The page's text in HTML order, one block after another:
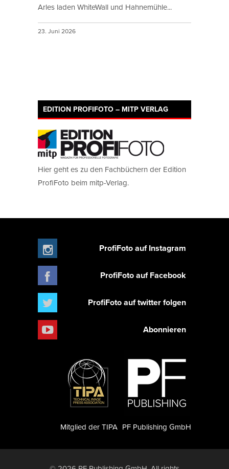
Arles laden WhiteWall und Hahnemühle...
23. Juni 2026
EDITION PROFIFOTO – MITP VERLAG
Hier geht es zu den Fachbüchern der Edition
ProfiFoto beim mitp-Verlag.
ProfiFoto auf Instagram
ProfiFoto auf Facebook
ProfiFoto auf twitter folgen
Abonnieren
PF Publishing GmbH
Mitglied der TIPA